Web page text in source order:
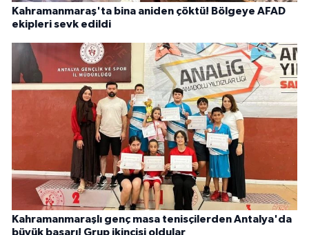
Kahramanmaraş'ta bina aniden çöktü! Bölgeye AFAD
ekipleri sevk edildi
Kahramanmaraşlı genç masa tenisçilerden Antalya'da
büyük başarı! Grup ikincisi oldular